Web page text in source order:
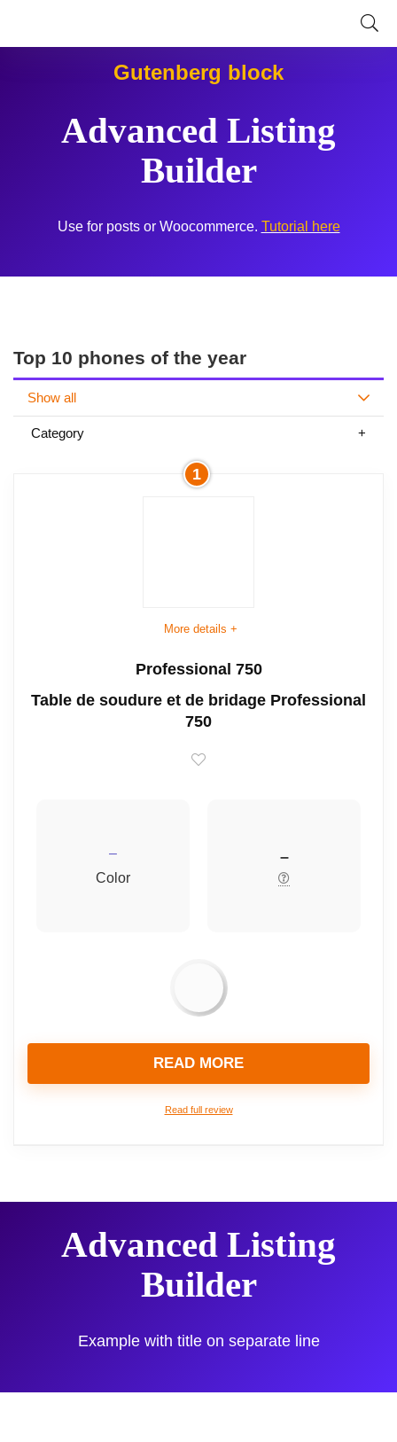
Gutenberg block
Advanced Listing
Builder
Use for posts or Woocommerce. Tutorial here
Top 10 phones of the year
Show all
Category
1
More details +
Professional 750
Table de soudure et de bridage Professional
750
–
Color
–
READ MORE
Read full review
Advanced Listing
Builder
Example with title on separate line